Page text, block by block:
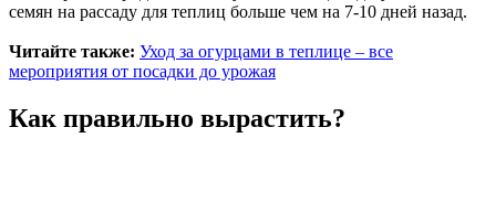
семян на рассаду для теплиц больше чем на 7-10 дней назад.
Читайте также: Уход за огурцами в теплице – все
мероприятия от посадки до урожая
Как правильно вырастить?